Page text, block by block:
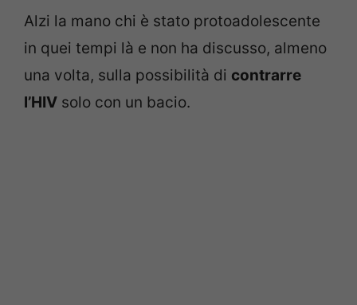
Alzi la mano chi è stato protoadolescente
in quei tempi là e non ha discusso, almeno
una volta, sulla possibilità di contrarre
l’HIV solo con un bacio.